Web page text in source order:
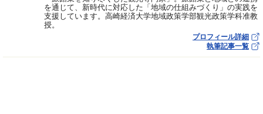
を通じて、新時代に対応した「地域の仕組みづくり」の実践を
支援しています。高崎経済大学地域政策学部観光政策学科准教
授。
プロフィール詳細
執筆記事一覧